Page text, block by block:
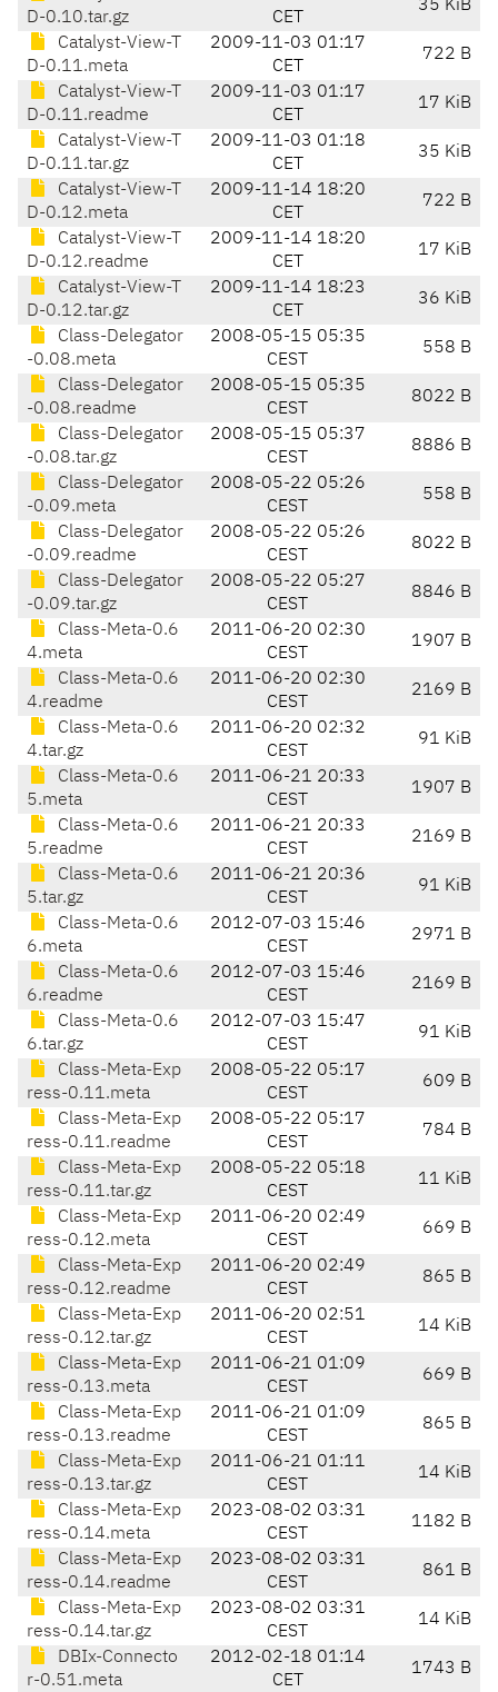
D-0.10.tar.gz
CET
35 KiB
Catalyst-View-T
D-0.11.meta
2009-11-03 01:17
CET
722 B
Catalyst-View-T
D-0.11.readme
2009-11-03 01:17
CET
17 KiB
Catalyst-View-T
D-0.11.tar.gz
2009-11-03 01:18
CET
35 KiB
Catalyst-View-T
D-0.12.meta
2009-11-14 18:20
CET
722 B
Catalyst-View-T
D-0.12.readme
2009-11-14 18:20
CET
17 KiB
Catalyst-View-T
D-0.12.tar.gz
2009-11-14 18:23
CET
36 KiB
Class-Delegator
-0.08.meta
2008-05-15 05:35
CEST
558 B
Class-Delegator
-0.08.readme
2008-05-15 05:35
CEST
8022 B
Class-Delegator
-0.08.tar.gz
2008-05-15 05:37
CEST
8886 B
Class-Delegator
-0.09.meta
2008-05-22 05:26
CEST
558 B
Class-Delegator
-0.09.readme
2008-05-22 05:26
CEST
8022 B
Class-Delegator
-0.09.tar.gz
2008-05-22 05:27
CEST
8846 B
Class-Meta-0.6
4.meta
2011-06-20 02:30
CEST
1907 B
Class-Meta-0.6
4.readme
2011-06-20 02:30
CEST
2169 B
Class-Meta-0.6
4.tar.gz
2011-06-20 02:32
CEST
91 KiB
Class-Meta-0.6
5.meta
2011-06-21 20:33
CEST
1907 B
Class-Meta-0.6
5.readme
2011-06-21 20:33
CEST
2169 B
Class-Meta-0.6
5.tar.gz
2011-06-21 20:36
CEST
91 KiB
Class-Meta-0.6
6.meta
2012-07-03 15:46
CEST
2971 B
Class-Meta-0.6
6.readme
2012-07-03 15:46
CEST
2169 B
Class-Meta-0.6
6.tar.gz
2012-07-03 15:47
CEST
91 KiB
Class-Meta-Exp
ress-0.11.meta
2008-05-22 05:17
CEST
609 B
Class-Meta-Exp
ress-0.11.readme
2008-05-22 05:17
CEST
784 B
Class-Meta-Exp
ress-0.11.tar.gz
2008-05-22 05:18
CEST
11 KiB
Class-Meta-Exp
ress-0.12.meta
2011-06-20 02:49
CEST
669 B
Class-Meta-Exp
ress-0.12.readme
2011-06-20 02:49
CEST
865 B
Class-Meta-Exp
ress-0.12.tar.gz
2011-06-20 02:51
CEST
14 KiB
Class-Meta-Exp
ress-0.13.meta
2011-06-21 01:09
CEST
669 B
Class-Meta-Exp
ress-0.13.readme
2011-06-21 01:09
CEST
865 B
Class-Meta-Exp
ress-0.13.tar.gz
2011-06-21 01:11
CEST
14 KiB
Class-Meta-Exp
ress-0.14.meta
2023-08-02 03:31
CEST
1182 B
Class-Meta-Exp
ress-0.14.readme
2023-08-02 03:31
CEST
861 B
Class-Meta-Exp
ress-0.14.tar.gz
2023-08-02 03:31
CEST
14 KiB
DBIx-Connecto
r-0.51.meta
2012-02-18 01:14
CET
1743 B